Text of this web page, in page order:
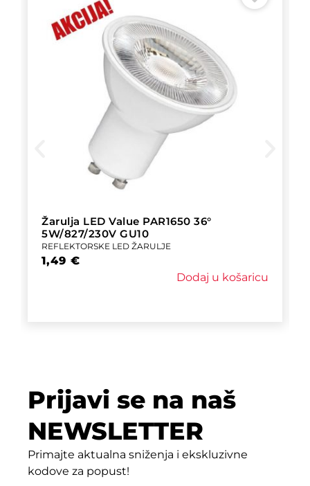
Žarulja LED Value PAR1650 36°
5W/827/230V GU10
REFLEKTORSKE LED ŽARULJE
1,49 €
Dodaj u košaricu
Prijavi se na naš
NEWSLETTER
Primajte aktualna sniženja i ekskluzivne
kodove za popust!